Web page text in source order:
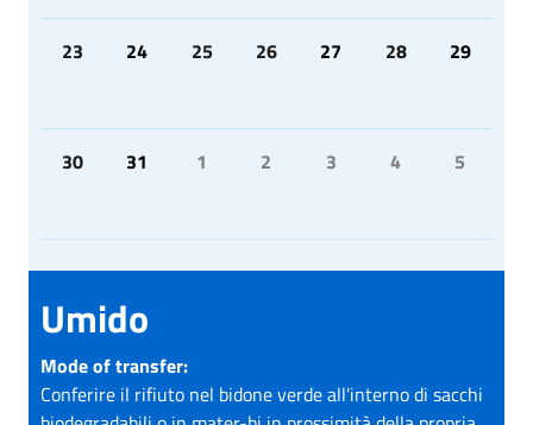
23 24 25 26 27 28 29
30 31 1 2 3 4 5
Umido
Mode of transfer:
Conferire il rifiuto nel bidone verde all'interno di sacchi